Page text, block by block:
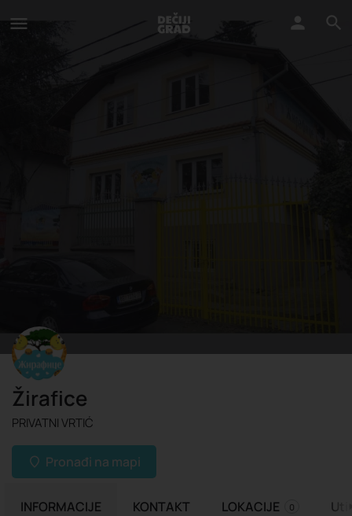
Žirafice
PRIVATNI VRTIĆ
Pronađi na mapi
INFORMACIJE KONTAKT LOKACIJE 0